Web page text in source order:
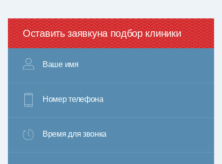
Оставить заявкуна подбор клиники
Ваше имя
Номер телефона
Время для звонка